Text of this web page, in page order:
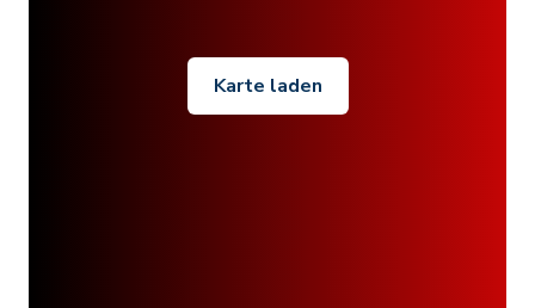
Karte laden